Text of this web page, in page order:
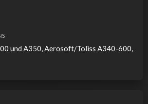
und A350, Aerosoft/Toliss A340-600,